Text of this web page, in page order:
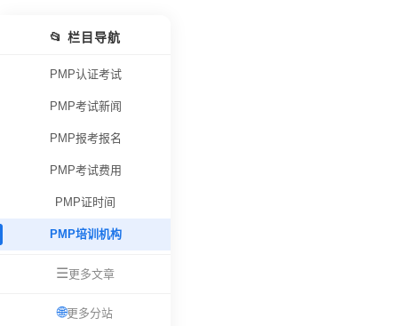
📂 栏目导航
PMP认证考试
PMP考试新闻
PMP报考报名
PMP考试费用
PMP证时间
PMP培训机构
☰更多文章
🌐更多分站